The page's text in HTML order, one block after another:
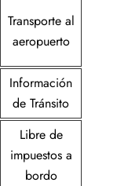
Transporte al
aeropuerto
Información
de Tránsito
Libre de
impuestos a
bordo